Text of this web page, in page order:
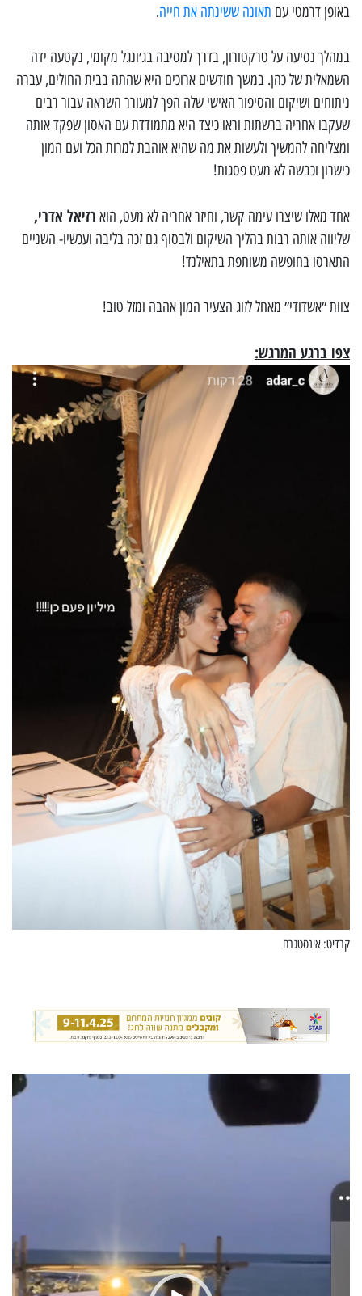
באופן דרמטי עם תאונה ששינתה את חייה.
במהלך נסיעה על טרקטורון, בדרך למסיבה בג׳ונגל מקומי, נקטעה ידה
השמאלית של כהן. במשך חודשים ארוכים היא שהתה בבית החולים, עברה
ניתוחים ושיקום והסיפור האישי שלה הפך למעורר השראה עבור רבים
שעקבו אחריה ברשתות וראו כיצד היא מתמודדת עם האסון שפקד אותה
ומצליחה להמשיך ולעשות את מה שהיא אוהבת למרות הכל ועם המון
כישרון וכבשה לא מעט פסגות!
אחד מאלו שיצרו עימה קשר, וחיזר אחריה לא מעט, הוא רזיאל אדרי,
שליווה אותה רבות בהליך השיקום ולבסוף גם זכה בליבה ועכשיו- השניים
התארסו בחופשה משותפת בתאילנד!
צוות ״אשדודי״ מאחל לזוג הצעיר המון אהבה ומזל טוב!
צפו ברגע המרגש:
קרדיט: אינסטגרם